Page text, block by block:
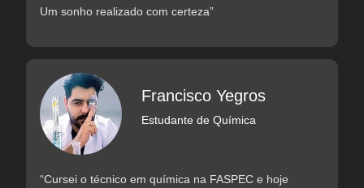
Um sonho realizado com certeza”
Francisco Yegros
Estudante de Química
“Cursei o técnico em química na FASPEC e hoje